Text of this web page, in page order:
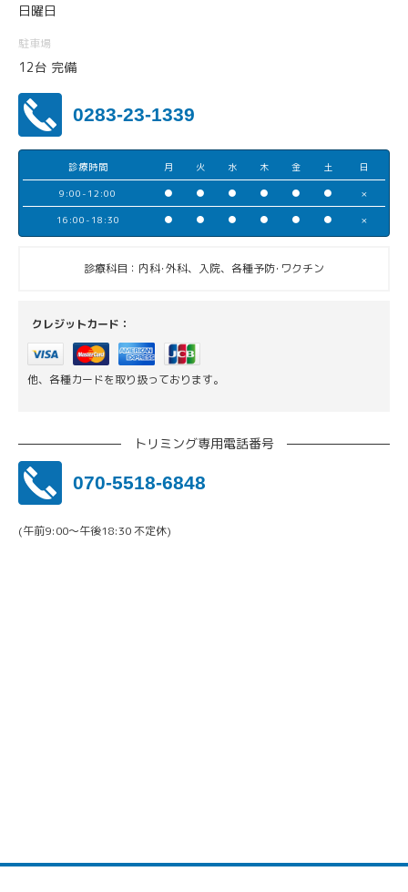
日曜日
駐車場
12台 完備
0283-23-1339
診療時間 月 火 水 木 金 土 日
9:00-12:00 ● ● ● ● ● ● ×
16:00-18:30 ● ● ● ● ● ● ×
診療科目：内科･外科、入院、各種予防･ワクチン
クレジットカード：
他、各種カードを取り扱っております。
トリミング専用電話番号
070-5518-6848
(午前9:00〜午後18:30 不定休)